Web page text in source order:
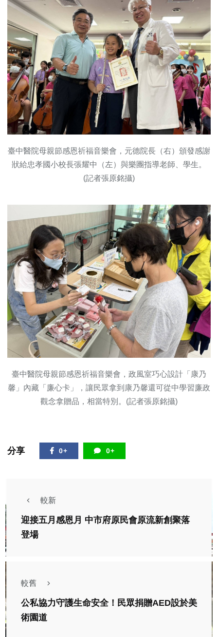
臺中醫院母親節感恩祈福音樂會，元德院長（右）頒發感謝
狀給忠孝國小校長張耀中（左）與樂團指導老師、學生。
(記者張原銘攝)
臺中醫院母親節感恩祈福音樂會，政風室巧心設計「康乃
馨」內藏「廉心卡」，讓民眾拿到康乃馨還可從中學習廉政
觀念拿贈品，相當特別。(記者張原銘攝)
分享 0+ 0+
較新
迎接五月感恩月 中市府原民會原流新創聚落
登場
較舊
公私協力守護生命安全！民眾捐贈AED設於美
術園道